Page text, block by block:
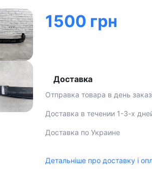
1500 грн
Доставка
Отправка товара в день
Доставка в течении 1-3-х
Доставка по Украине
Детальніше про доставку і